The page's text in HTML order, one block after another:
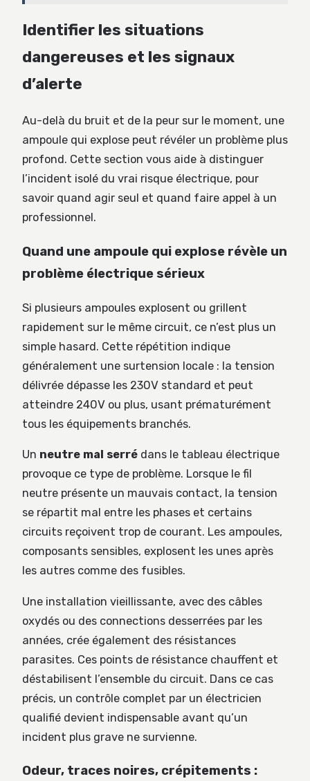
Identifier les situations
dangereuses et les signaux
d’alerte
Au-delà du bruit et de la peur sur le moment, une
ampoule qui explose peut révéler un problème plus
profond. Cette section vous aide à distinguer
l’incident isolé du vrai risque électrique, pour
savoir quand agir seul et quand faire appel à un
professionnel.
Quand une ampoule qui explose révèle un
problème électrique sérieux
Si plusieurs ampoules explosent ou grillent
rapidement sur le même circuit, ce n’est plus un
simple hasard. Cette répétition indique
généralement une surtension locale : la tension
délivrée dépasse les 230V standard et peut
atteindre 240V ou plus, usant prématurément
tous les équipements branchés.
Un neutre mal serré dans le tableau électrique
provoque ce type de problème. Lorsque le fil
neutre présente un mauvais contact, la tension
se répartit mal entre les phases et certains
circuits reçoivent trop de courant. Les ampoules,
composants sensibles, explosent les unes après
les autres comme des fusibles.
Une installation vieillissante, avec des câbles
oxydés ou des connections desserrées par les
années, crée également des résistances
parasites. Ces points de résistance chauffent et
déstabilisent l’ensemble du circuit. Dans ce cas
précis, un contrôle complet par un électricien
qualifié devient indispensable avant qu’un
incident plus grave ne survienne.
Odeur, traces noires, crépitements :